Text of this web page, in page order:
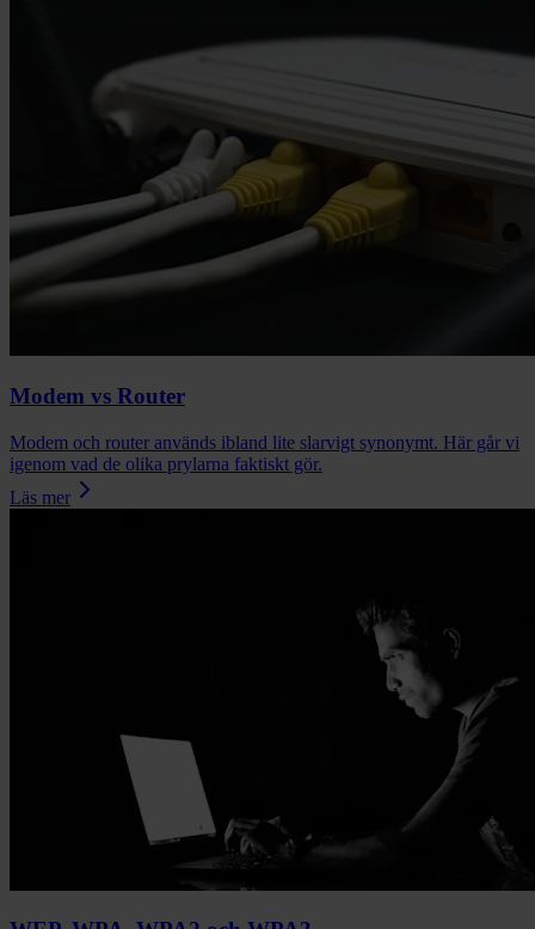
Modem vs Router
Modem och router används ibland lite slarvigt synonymt. Här går vi
igenom vad de olika prylarna faktiskt gör.
Läs mer